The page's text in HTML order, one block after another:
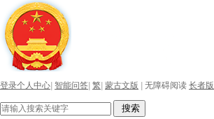
登录个人中心 智能问答 繁 蒙古文版 无障碍阅读 长者版
搜索